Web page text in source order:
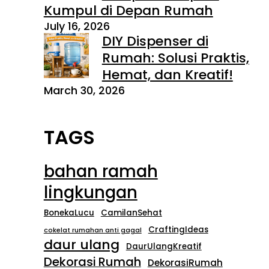
Kumpul di Depan Rumah
July 16, 2026
DIY Dispenser di
Rumah: Solusi Praktis,
Hemat, dan Kreatif!
March 30, 2026
TAGS
bahan ramah
lingkungan
BonekaLucu CamilanSehat
cokelat rumahan anti gagal CraftingIdeas
daur ulang DaurUlangKreatif
Dekorasi Rumah DekorasiRumah